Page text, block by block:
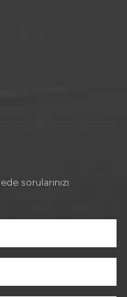
sorularınızı